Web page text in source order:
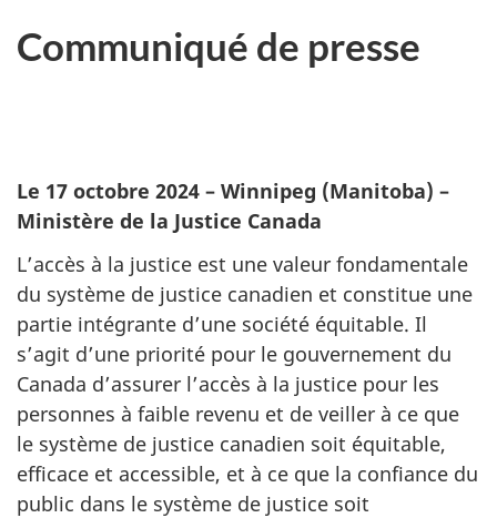
Communiqué de presse
Le 17 octobre 2024 – Winnipeg (Manitoba) –
Ministère de la Justice Canada
L’accès à la justice est une valeur fondamentale
du système de justice canadien et constitue une
partie intégrante d’une société équitable. Il
s’agit d’une priorité pour le gouvernement du
Canada d’assurer l’accès à la justice pour les
personnes à faible revenu et de veiller à ce que
le système de justice canadien soit équitable,
efficace et accessible, et à ce que la confiance du
public dans le système de justice soit